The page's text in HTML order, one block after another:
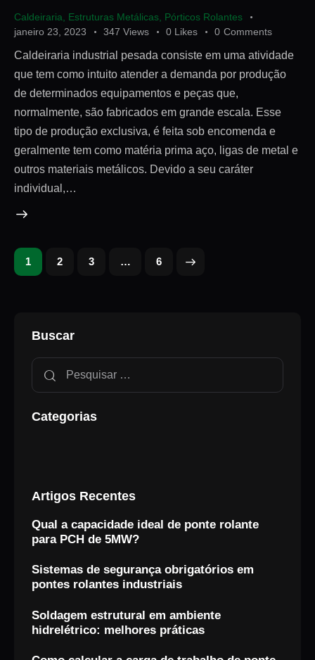
Caldeiraria Estruturas Metálicas Pórticos Rolantes
janeiro 23, 2023
347 Views 0 Likes 0 Comments
Caldeiraria industrial pesada consiste em uma atividade
que tem como intuito atender a demanda por produção
de determinados equipamentos e peças que,
normalmente, são fabricados em grande escala. Esse
tipo de produção exclusiva, é feita sob encomenda e
geralmente tem como matéria prima aço, ligas de metal e
outros materiais metálicos. Devido a seu caráter
individual,…
1 2 3 … 6
>
Buscar
Categorias
Artigos Recentes
Qual a capacidade ideal de ponte rolante
para PCH de 5MW?
Sistemas de segurança obrigatórios em
pontes rolantes industriais
Soldagem estrutural em ambiente
hidrelétrico: melhores práticas